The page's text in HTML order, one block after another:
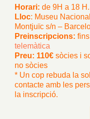
Horari: de 9H a 18 H.
Lloc: Museu
Montjuïc s/n –
Preinscripcions:
telemàtica
Preu: 110€ sòcies i
no sòcies
* Un cop rebuda la
contacte amb les
la inscripció.